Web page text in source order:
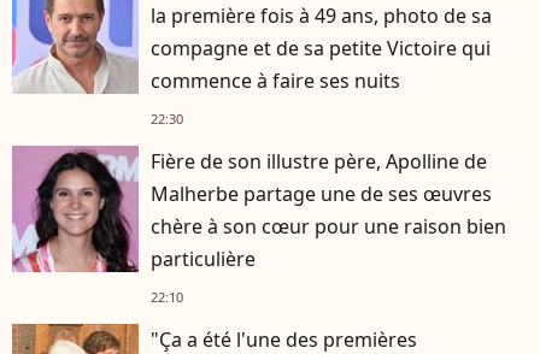
la première fois à 49 ans, photo de sa
compagne et de sa petite Victoire qui
commence à faire ses nuits
22:30
Fière de son illustre père, Apolline de
Malherbe partage une de ses œuvres
chère à son cœur pour une raison bien
particulière
22:10
"Ça a été l'une des premières